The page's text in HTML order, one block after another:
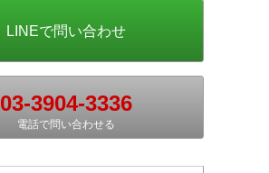
03-3904-3336
電話で問い合わせる